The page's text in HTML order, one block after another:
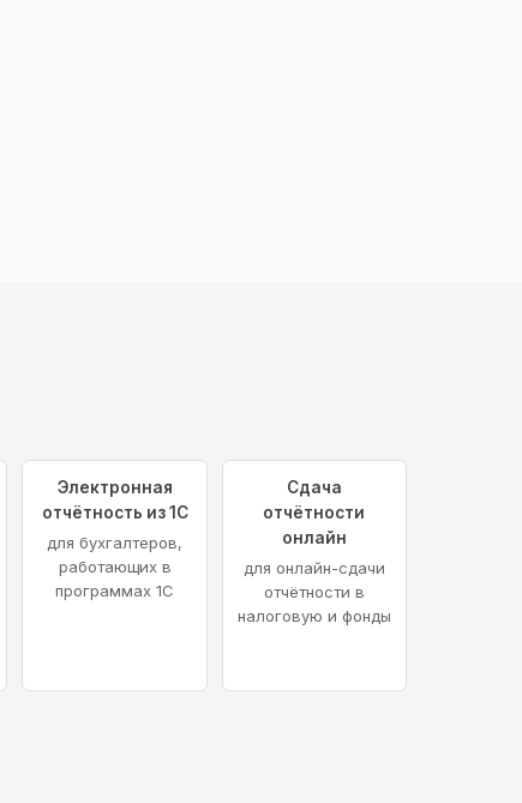
Электронная
отчётность из 1С
для бухгалтеров,
работающих в
программах 1С
Сдача
отчётности
онлайн
для онлайн-сдачи
отчётности в
налоговую и фонды